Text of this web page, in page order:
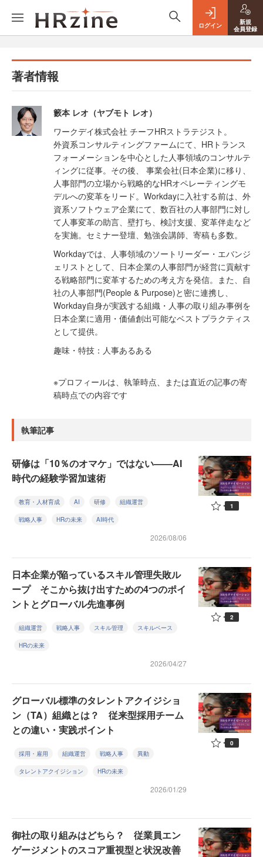
ログイン
新規
会員登録
著者情報
籔本 レオ（ヤブモト レオ）
ワークデイ株式会社 チーフHRストラテジスト。
外資系コンサルティングファームにて、HRトランス
フォーメーションを中心とした人事領域のコンサルテ
ィングに従事。その後、 事業会社(日本企業)に移り、
人事部門の立場から戦略的なHRオペレーティングモ
デルへの変革をリード。Workdayに入社する前は、外
資系ソフトウェア企業にて、数百社の人事部門に対し
て人事変革の助言、壁打ち、検討支援、変革伴走など
を実施。セミナー登壇、勉強会講師、寄稿も多数。
Workdayでは、人事領域のソートリーダー・エバンジ
ェリストとして、日本企業の人事部門が経営に貢献す
る戦略部門に変革するための考え方を発信。また、自
社の人事部門(People & Purpose)と密に連携し、
Workday自身が実践する組織・人事の取り組み事例を
日本企業に適用・価値創出可能なベストプラクティス
として提供。
趣味・特技：人事あるある
※プロフィールは、執筆時点、または直近の記事の寄
稿時点での内容です
執筆記事
研修は「10％のオマケ」ではない——AI
時代の経験学習加速術
教育・人材育成 AI 研修 組織運営
戦略人事 HRの未来 AI時代
2026/08/06
1
日本企業が陥っているスキル管理失敗ル
ープ そこから抜け出すための4つのポイ
ントとグローバル先進事例
組織運営 戦略人事 スキル管理 スキルベース
HRの未来
2026/04/27
2
グローバル標準のタレントアクイジショ
ン（TA）組織とは？ 従来型採用チーム
との違い・実践ポイント
採用・雇用 組織運営 戦略人事 異動
タレントアクイジション HRの未来
2026/01/29
0
御社の取り組みはどちら？ 従業員エン
ゲージメントのスコア重視型と状況改善